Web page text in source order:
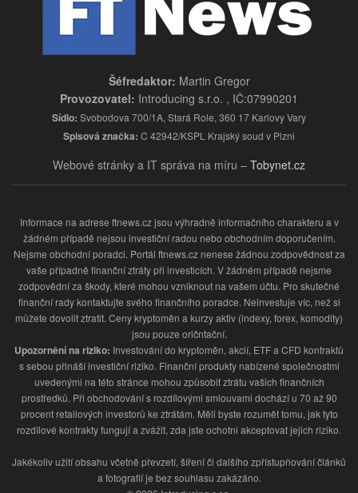
Šéfredaktor: Martin Gregor
Provozovatel: Introducing s.r.o. , IČ:07990201
Sídlo: Svobodova 700/1A, Stará Role, 360 17 Karlovy Vary
Spisová značka: C 42942/KSPL Krajský soud v Plzni
Webové stránky a IT správa na míru – Tobynet.cz
Informace na adrese ftnews.cz jsou výhradně informačního charakteru a v
žádném případě nejsou investiční radou nebo obchodním doporučením.
Nejsme obchodní poradci. Portál ftnews.cz nenese žádnou zodpovědnost za
vaše případně finanční ztráty při investicích. V žádném případě nejsme
zodpovědní za škody, které mohou vzniknout na vašem účtu. Pro skutečné
finanční rady kontaktujte svého finančního poradce. Neinvestuje víc, než si
můžete dovolit ztratit. Ceny kryptoměn a kurzy aktiv (indexy, forex, komodity)
jsou pouze oričntační.
Upozornění na riziko: Investování do kryptoměn, akcií, ETF a CFD kontraktů
s sebou přináší investiční riziko. Finanční produkty nabízené společnostmi
uvedenými na této stránce mohou způsobit ztrátu vašich finančních
prostředků. Při obchodování s rozdílovými smlouvami dochází u 70 až 90
procent retailových investorů ke ztrátám. Měli byste rozumět tomu, jak tyto
rozdílové kontrakty fungují a zvážit, zda jste ochotni akceptovat jejich riziko.
Jakékoliv užití obsahu včetně převzetí, šíření či dalšího zpřístupňování článků
a fotografií je bez souhlasu zakázáno.